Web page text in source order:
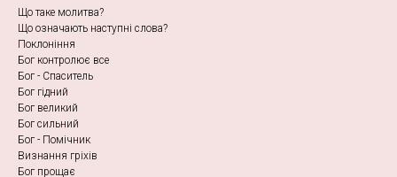
Що таке молитва?
Що означають наступні слова?
Поклоніння
Бог контролює все
Бог - Спаситель
Бог гідний
Бог великий
Бог сильний
Бог - Помічник
Визнання гріхів
Бог прощає